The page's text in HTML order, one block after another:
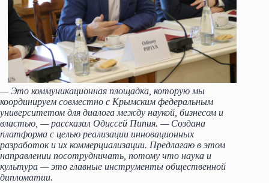
— Это коммуникационная площадка, которую мы
координируем совместно с Крымским федеральным
университетом для диалога между наукой, бизнесом и
властью, — рассказал Одиссей Пипия. — Создана
платформа с целью реализации инновационных
разработок и их коммерциализации. Предлагаю в этом
направлении посотрудничать, потому что наука и
культура — это главные инструменты общественной
дипломатии.